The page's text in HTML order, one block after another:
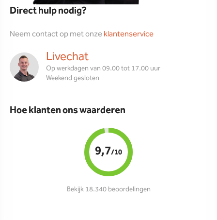
Direct hulp nodig?
Neem contact op met onzeklantenservice
Livechat
Op werkdagen van 09.00 tot 17.00 uur
Weekend gesloten
Hoe klanten ons waarderen
9,7/10
Bekijk 18.340 beoordelingen